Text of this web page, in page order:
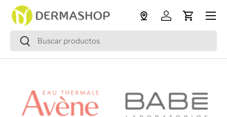
Ir al contenido
Buscar
Buscar
Iniciar sesión
Carrito
Menú